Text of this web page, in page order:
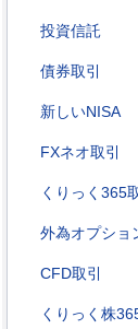
投資信託
債券取引
新しいNISA
FXネオ取引
くりっく365
外為オプショ
CFD取引
くりっく株